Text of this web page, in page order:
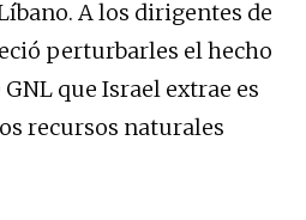
A los dirigentes de
perturbarles el hecho
que Israel extrae es
recursos naturales